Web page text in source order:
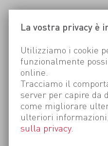
La vostra privacy è
Utilizziamo i cookie
funzionalmente
online.
Tracciamo il
server per capire da
come migliorare
ulteriori
sulla privacy.